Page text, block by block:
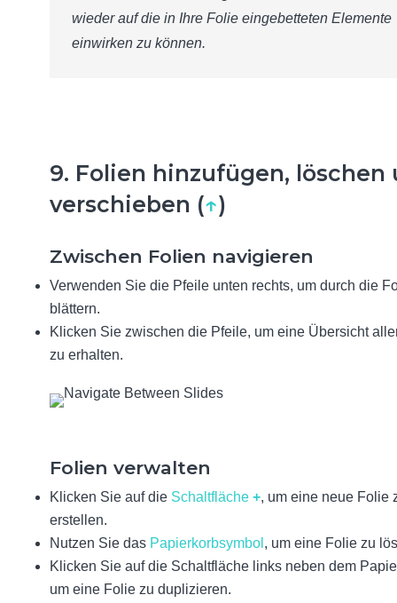
wieder auf die in Ihre Folie eingebetteten Elemente
einwirken zu können.
9. Folien hinzufügen, löschen
verschieben (↑)
Zwischen Folien navigieren
Verwenden Sie die Pfeile unten rechts, um durch die
blättern.
Klicken Sie zwischen die Pfeile, um eine Übersicht
zu erhalten.
Folien verwalten
Klicken Sie auf die Schaltfläche +, um eine neue Folie
erstellen.
Nutzen Sie das Papierkorbsymbol , um eine Folie zu
Klicken Sie auf die Schaltfläche links neben dem
um eine Folie zu duplizieren.